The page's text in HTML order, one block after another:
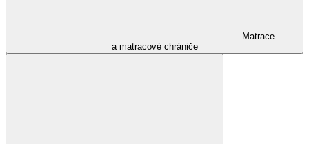
Matrace
a matracové chrániče